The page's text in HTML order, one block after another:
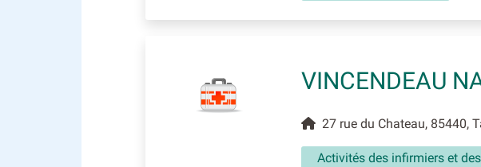
VINCENDEAU
27 rue du Chateau, 85440,
Activités des infirmiers et